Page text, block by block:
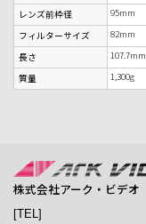
レンズ前枠径
95mm
フィルターサイズ
82mm
長さ
107.7mm
質量
1,300g
株式会社アーク・ビデオ
[TEL]